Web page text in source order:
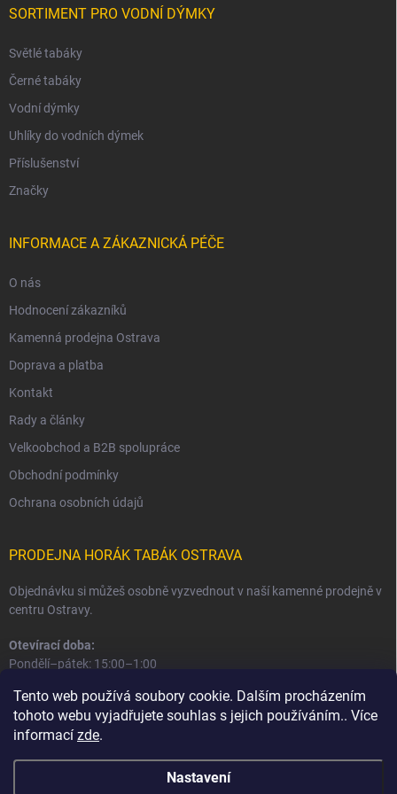
Tento web používá soubory cookie. Dalším procházením
tohoto webu vyjadřujete souhlas s jejich používáním.. Více
informací zde.
Nastavení
SORTIMENT PRO VODNÍ DÝMKY
Světlé tabáky
Černé tabáky
Vodní dýmky
Uhlíky do vodních dýmek
Příslušenství
Značky
INFORMACE A ZÁKAZNICKÁ PÉČE
O nás
Hodnocení zákazníků
Kamenná prodejna Ostrava
Doprava a platba
Kontakt
Rady a články
Velkoobchod a B2B spolupráce
Obchodní podmínky
Ochrana osobních údajů
PRODEJNA HORÁK TABÁK OSTRAVA
Objednávku si můžeš osobně vyzvednout v naší kamenné prodejně v
centru Ostravy.
Otevírací doba:
Pondělí–pátek: 15:00–1:00
Informace o prodejně a osobním odběru